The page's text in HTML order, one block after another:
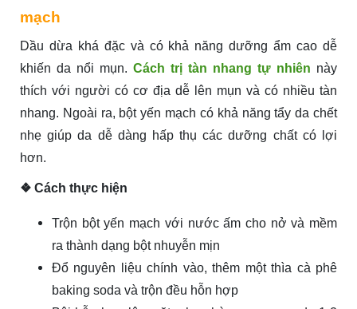
mạch
Dầu dừa khá đặc và có khả năng dưỡng ẩm cao dễ
khiến da nổi mụn. Cách trị tàn nhang tự nhiên này
thích với người có cơ địa dễ lên mụn và có nhiều tàn
nhang. Ngoài ra, bột yến mạch có khả năng tẩy da chết
nhẹ giúp da dễ dàng hấp thụ các dưỡng chất có lợi
hơn.
❖ Cách thực hiện
Trộn bột yến mạch với nước ấm cho nở và mềm
ra thành dạng bột nhuyễn mịn
Đổ nguyên liệu chính vào, thêm một thìa cà phê
baking soda và trộn đều hỗn hợp